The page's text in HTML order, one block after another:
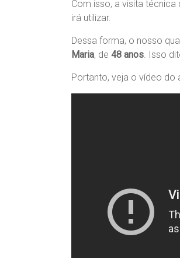
Com isso, a visita
irá utilizar.
Dessa forma, o nosso
Maria, de 48 anos. Isso
Portanto, veja o vídeo do